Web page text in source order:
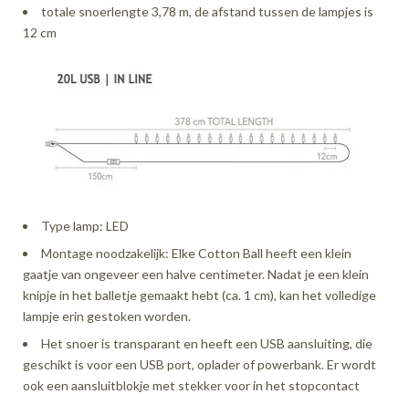
totale snoerlengte 3,78 m, de afstand tussen de lampjes is
12 cm
Type lamp: LED
Montage noodzakelijk: Elke Cotton Ball heeft een klein
gaatje van ongeveer een halve centimeter. Nadat je een klein
knipje in het balletje gemaakt hebt (ca. 1 cm), kan het volledige
lampje erin gestoken worden.
Het snoer is transparant en heeft een USB aansluiting, die
geschikt is voor een USB port, oplader of powerbank. Er wordt
ook een aansluitblokje met stekker voor in het stopcontact